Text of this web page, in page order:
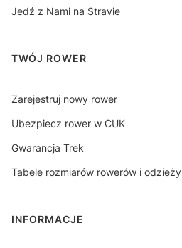
Jedź z Nami na Stravie
TWÓJ ROWER
Zarejestruj nowy rower
Ubezpiecz rower w CUK
Gwarancja Trek
Tabele rozmiarów rowerów i odzieży
INFORMACJE